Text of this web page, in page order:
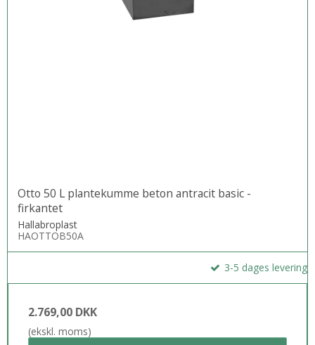
Otto 50 L plantekumme beton antracit basic -
firkantet
Hallabroplast
HAOTTOB50A
3-5 dages levering
2.769,00 DKK
(ekskl. moms)